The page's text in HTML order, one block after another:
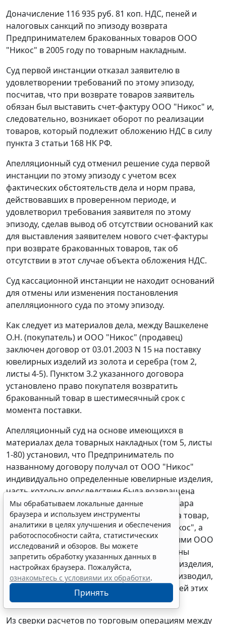
Доначисление 116 935 руб. 81 коп. НДС, пеней и
налоговых санкций по эпизоду возврата
Предпринимателем бракованных товаров ООО
"Никос" в 2005 году по товарным накладным.
Суд первой инстанции отказал заявителю в
удовлетворении требований по этому эпизоду,
посчитав, что при возврате товаров заявитель
обязан был выставить счет-фактуру ООО "Никос" и,
следовательно, возникает оборот по реализации
товаров, который подлежит обложению НДС в силу
пункта 3 статьи 168 НК РФ.
Апелляционный суд отменил решение суда первой
инстанции по этому эпизоду с учетом всех
фактических обстоятельств дела и норм права,
действовавших в проверенном периоде, и
удовлетворил требования заявителя по этому
эпизоду, сделав вывод об отсутствии оснований как
для выставления заявителем нового счет-фактуры
при возврате бракованных товаров, так об
отсутствии в этот случае объекта обложения НДС.
Суд кассационной инстанции не находит оснований
для отмены или изменения постановления
апелляционного суда по этому эпизоду.
Как следует из материалов дела, между Вашкелене
О.Н. (покупатель) и ООО "Никос" (продавец)
заключен договор от 03.01.2003 N 15 на поставку
ювелирных изделий из золота и серебра (том 2,
листы 4-5). Пунктом 3.2 указанного договора
установлено право покупателя возвратить
бракованный товар в шестимесячный срок с
момента поставки.
Апелляционный суд на основе имеющихся в
материалах дела товарных накладных (том 5, листы
1-80) установил, что Предприниматель по
названному договору получал от ООО "Никос"
индивидуально определенные ювелирные изделия,
часть которых впоследствии была возвращена
продавцу (том 5, листы 81-151). Возврат товара
подтверждается товарными накладными на товар,
отгруженный заявителем в адрес ООО "Никос", а
также товарными накладными, отгруженными ООО
"Никос" в адрес заявителя, в которых указаны
индивидуально-определенные ювелирные изделия,
проверку которых налоговый орган не производил,
посчитав возврат этих товаров "реализацией этих
изделий".
Из сверки расчетов по торговым операциям между
Мы обрабатываем локальные данные
браузера и используем инструменты
аналитики в целях улучшения и обеспечения
работоспособности сайта, статистических
исследований и обзоров. Вы можете
запретить обработку указанных данных в
настройках браузера. Пожалуйста,
ознакомьтесь с условиями их обработки.
Принять